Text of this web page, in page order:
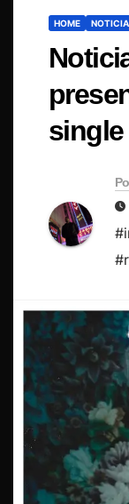
HOME
single